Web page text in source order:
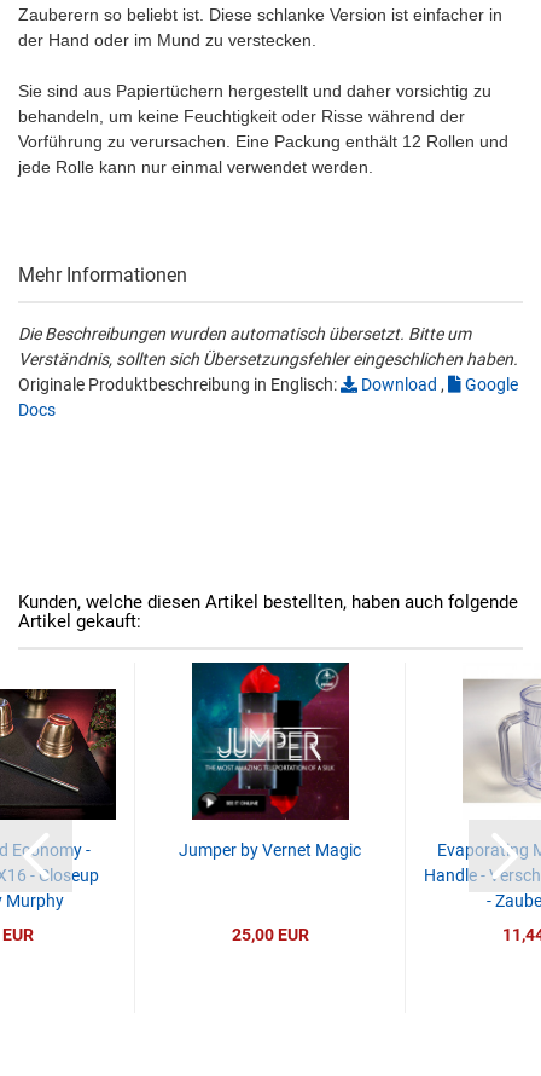
Zauberern so beliebt ist. Diese schlanke Version ist einfacher in
der Hand oder im Mund zu verstecken.
Sie sind aus Papiertüchern hergestellt und daher vorsichtig zu
behandeln, um keine Feuchtigkeit oder Risse während der
Vorführung zu verursachen. Eine Packung enthält 12 Rollen und
jede Rolle kann nur einmal verwendet werden.
Mehr Informationen
Die Beschreibungen wurden automatisch übersetzt. Bitte um
Verständnis, sollten sich Übersetzungsfehler eingeschlichen haben.
Originale Produktbeschreibung in Englisch:
Download ,
Google
Docs
Kunden, welche diesen Artikel bestellten, haben auch folgende
Artikel gekauft:
Economy -
- Closeup
Murphy
Jumper by Vernet Magic
25,00 EUR
Evaporating
Handle -
-